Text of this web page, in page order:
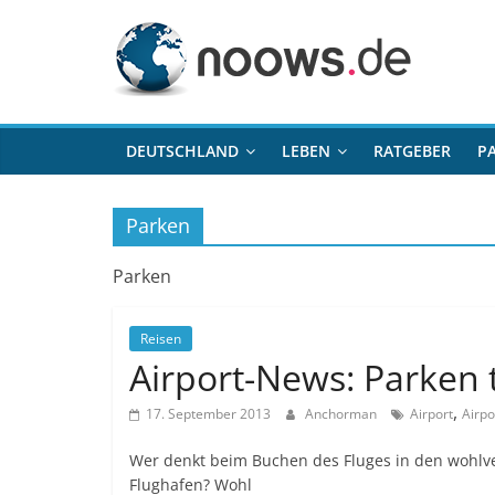
noows.de
DEUTSCHLAND LEBEN RATGEBER
Parken
Parken
Reisen
Airport-News: Parken
17. September 2013 Anchorman Airport,
Wer denkt beim Buchen des Fluges in den
Flughafen? Wohl